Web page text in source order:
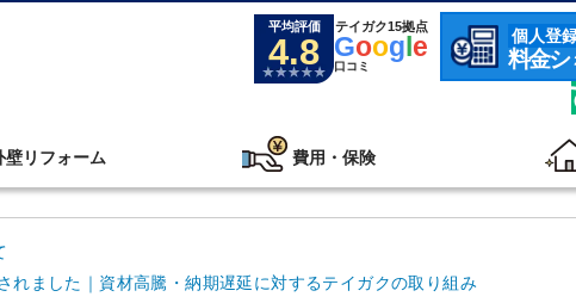
平均評価
4.8
テイガク15拠点
Google
口コミ
個人登
料金シ
壁リフォーム 費用・保険
れました｜資材高騰・納期遅延に対するテイガクの取り組み